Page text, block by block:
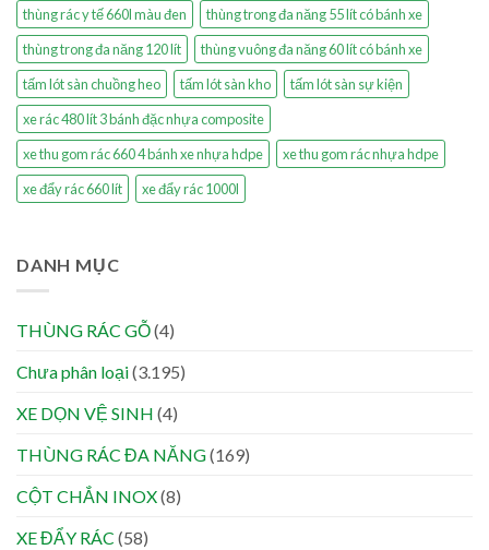
thùng rác y tế 660l màu đen
thùng trong đa năng 55 lít có bánh xe
thùng trong đa năng 120 lít
thùng vuông đa năng 60 lít có bánh xe
tấm lót sàn chuồng heo
tấm lót sàn kho
tấm lót sàn sự kiện
xe rác 480 lít 3 bánh đặc nhựa composite
xe thu gom rác 660 4 bánh xe nhựa hdpe
xe thu gom rác nhựa hdpe
xe đẩy rác 660 lít
xe đẩy rác 1000l
DANH MỤC
THÙNG RÁC GỖ(4)
Chưa phân loại(3.195)
XE DỌN VỆ SINH (4)
THÙNG RÁC ĐA NĂNG(169)
CỘT CHẮN INOX(8)
XE ĐẨY RÁC (58)